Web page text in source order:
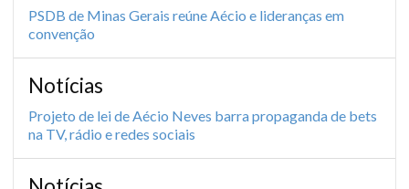
PSDB de Minas Gerais reúne Aécio e lideranças em
convenção
Notícias
Projeto de lei de Aécio Neves barra propaganda de bets
na TV, rádio e redes sociais